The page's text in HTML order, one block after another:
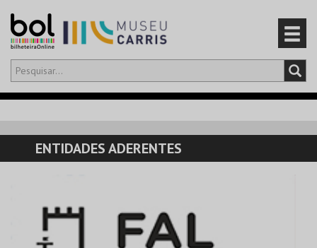
Olá,iniciar sessão
CARRINHO
EVENTOS
CARTÕES
PRODUTOS
ENTIDADES ADERENTES